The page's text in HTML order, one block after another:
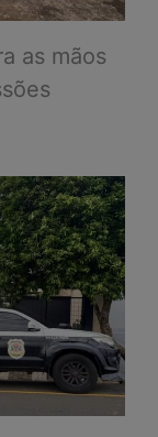
as mãos